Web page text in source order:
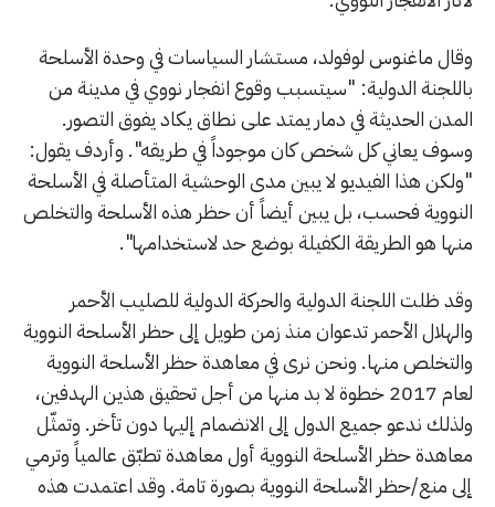
وقال ماغنوس لوفولد، مستشار السياسات في وحدة الأسلحة
باللجنة الدولية: "سيتسبب وقوع انفجار نووي في مدينة من
المدن الحديثة في دمار يمتد على نطاق يكاد يفوق التصور.
وسوف يعاني كل شخص كان موجوداً في طريقه". وأردف يقول:
"ولكن هذا الفيديو لا يبين مدى الوحشية المتأصلة في الأسلحة
النووية فحسب، بل يبين أيضاً أن حظر هذه الأسلحة والتخلص
منها هو الطريقة الكفيلة بوضع حد لاستخدامها".
وقد ظلت اللجنة الدولية والحركة الدولية للصليب الأحمر
والهلال الأحمر تدعوان منذ زمن طويل إلى حظر الأسلحة النووية
والتخلص منها. ونحن نرى في معاهدة حظر الأسلحة النووية
لعام 2017 خطوة لا بد منها من أجل تحقيق هذين الهدفين،
ولذلك ندعو جميع الدول إلى الانضمام إليها دون تأخر. وتمثّل
معاهدة حظر الأسلحة النووية أول معاهدة تطبّق عالمياً وترمي
إلى منع/حظر الأسلحة النووية بصورة تامة. وقد اعتمدت هذه